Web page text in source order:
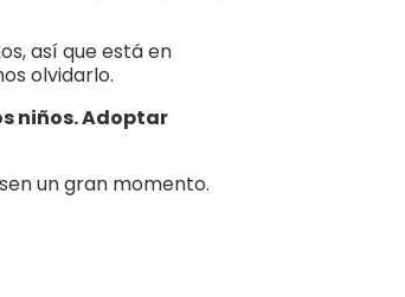
así que está en
olvidarlo.
niños. Adoptar
un gran momento.